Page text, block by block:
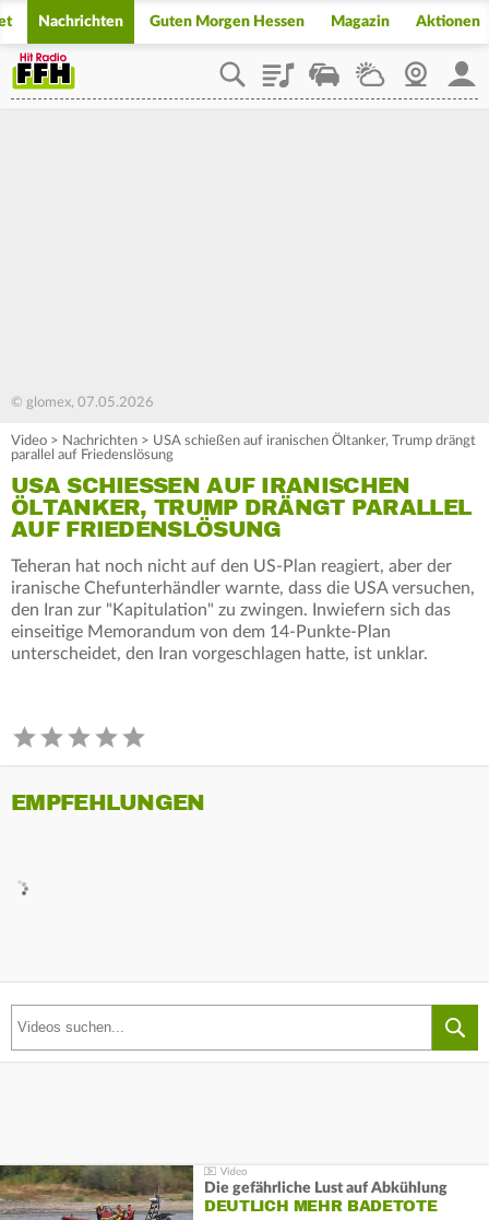
Nachrichten Guten Morgen Hessen Magazin Aktionen
PlaylistStaupilotWetterWebcam
© glomex, 07.05.2026
Video > Nachrichten > USA schießen auf iranischen Öltanker, Trump drängt
parallel auf Friedenslösung
USA SCHIESSEN AUF IRANISCHEN Ö
LTANKER, TRUMP DRÄNGT PARALLEL A
UF FRIEDENSLÖSUNG
Teheran hat noch nicht auf den US-Plan reagiert, aber der
iranische Chefunterhändler warnte, dass die USA versuchen,
den Iran zur "Kapitulation" zu zwingen. Inwiefern sich das
einseitige Memorandum von dem 14-Punkte-Plan
unterscheidet, den Iran vorgeschlagen hatte, ist unklar.
EMPFEHLUNGEN
Die gefährliche Lust auf Abkühlung
DEUTLICH MEHR BADETOTE